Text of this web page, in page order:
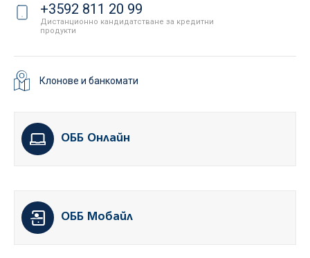
+3592 811 20 99
Дистанционно кандидатстване за кредитни
продукти
Клонове и банкомати
ОББ Онлайн
ОББ Мобайл